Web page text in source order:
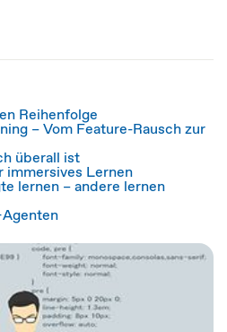
Reihenfolge
– Vom Feature-Rausch zur
überall ist
immersives Lernen
lernen – andere lernen